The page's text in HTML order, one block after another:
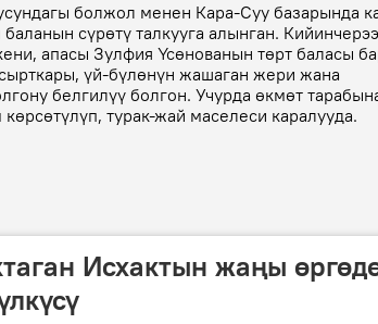
болжол менен Кара-Суу базарында
сүрөтү талкууга алынган.
апасы Зулфия Үсөнованын төрт баласы
үй-бүлөнүн жашаган жери жана
белгилүү болгон. Учурда өкмөт
турак-жай маселеси каралууда.
Исхактын жаңы